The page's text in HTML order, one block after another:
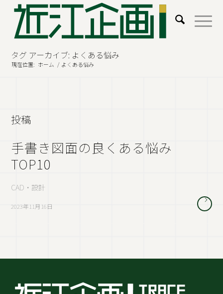
タグ アーカイブ: よくある悩み
現在位置: ホーム / よくある悩み
投稿
手書き図面の良くある悩み
TOP10
CAD・設計
2023年11月16日